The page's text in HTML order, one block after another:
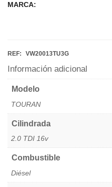
MARCA:
REF: VW20013TU3G
Información adicional
Modelo
TOURAN
Cilindrada
2.0 TDI 16v
Combustible
Diésel